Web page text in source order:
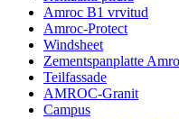
Amroc B1 vrvitud
Amroc-Protect
Windsheet
Zementspanplatte
Teilfassade
AMROC-Granit
Campus